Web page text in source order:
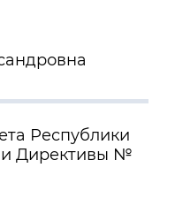
Республики
Директивы №